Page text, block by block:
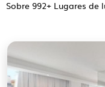
Sobre 992+ Lugares de